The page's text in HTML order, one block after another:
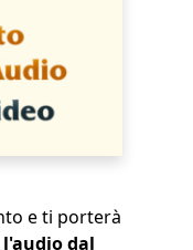
e ti porterà
dal